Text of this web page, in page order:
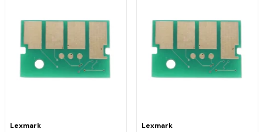
Lexmark
Lexmark